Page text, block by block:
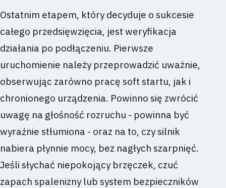
Ostatnim etapem, który decyduje o sukcesie
całego przedsięwzięcia, jest weryfikacja
działania po podłączeniu. Pierwsze
uruchomienie należy przeprowadzić uważnie,
obserwując zarówno pracę soft startu, jak i
chronionego urządzenia. Powinno się zwrócić
uwagę na głośność rozruchu - powinna być
wyraźnie stłumiona - oraz na to, czy silnik
nabiera płynnie mocy, bez nagłych szarpnięć.
Jeśli słychać niepokojący brzęczek, czuć
zapach spalenizny lub system bezpieczników